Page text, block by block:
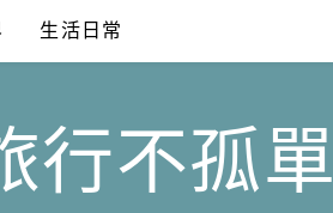
生活日常
行不孤單